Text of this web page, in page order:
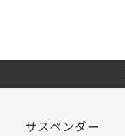
サスペンダー